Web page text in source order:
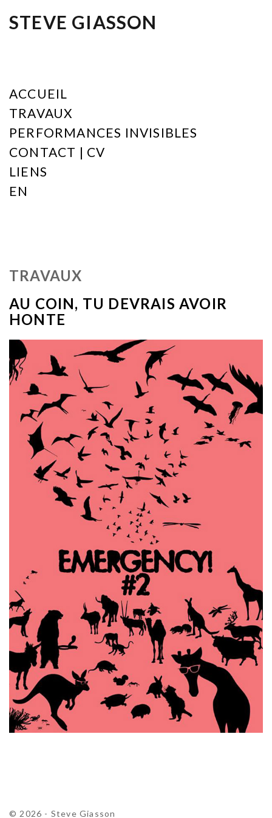
STEVE GIASSON
ACCUEIL
TRAVAUX
PERFORMANCES INVISIBLES
CONTACT | CV
LIENS
EN
TRAVAUX
AU COIN, TU DEVRAIS AVOIR
HONTE
© 2026 - Steve Giasson